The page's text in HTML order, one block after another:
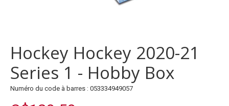
Hockey Hockey 2020-21
Series 1 - Hobby Box
Numéro du code à barres : 053334949057